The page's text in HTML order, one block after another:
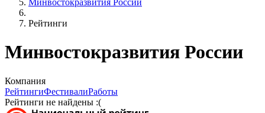
Минвостокразвития России
Рейтинги
Минвостокразвития России
Компания
РейтингиФестивалиРаботы
Рейтинги не найдены :(